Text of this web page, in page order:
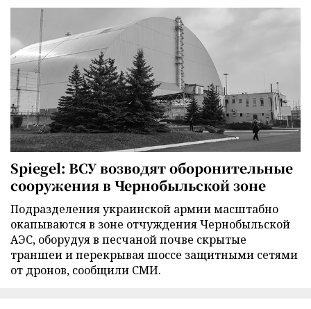
Spiegel: ВСУ возводят оборонительные
сооружения в Чернобыльской зоне
Подразделения украинской армии масштабно
окапываются в зоне отчуждения Чернобыльской
АЭС, оборудуя в песчаной почве скрытые
траншеи и перекрывая шоссе защитными сетями
от дронов, сообщили СМИ.